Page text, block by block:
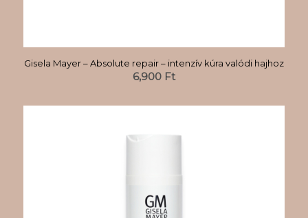
Gisela Mayer – Absolute repair – intenzív kúra valódi hajhoz
6,900 Ft